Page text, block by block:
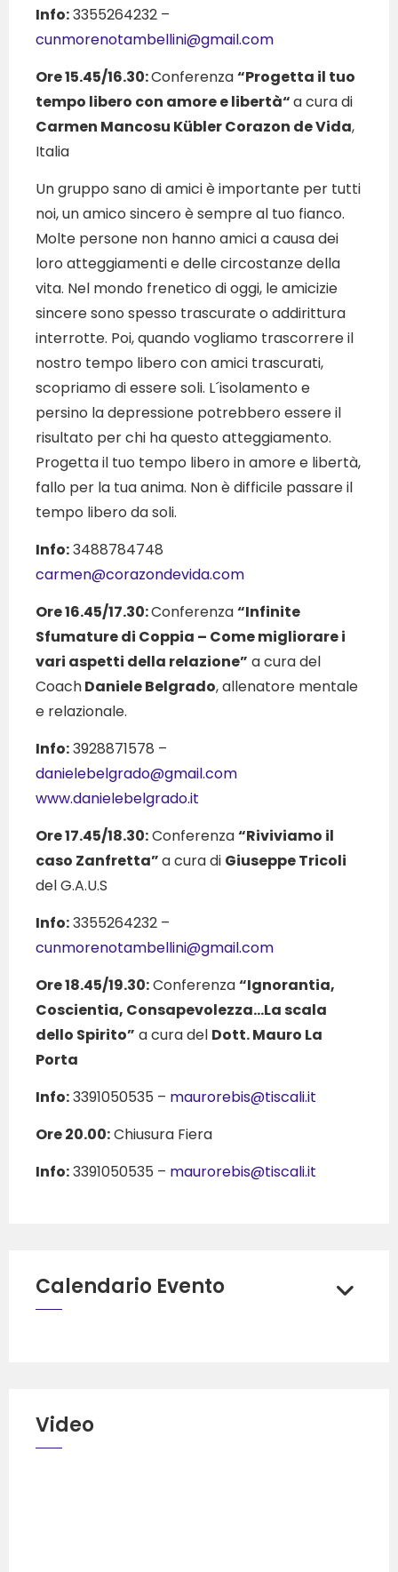
Info:3355264232 –
cunmorenotambellini@gmail.com
Ore 15.45/16.30:Conferenza“Progetta il tuo
tempo libero con amore e libertà“a cura di
Carmen Mancosu Kübler Corazon de Vida,
Italia
Un gruppo sano di amici è importante per tutti
noi, un amico sincero è sempre al tuo fianco.
Molte persone non hanno amici a causa dei
loro atteggiamenti e delle circostanze della
vita. Nel mondo frenetico di oggi, le amicizie
sincere sono spesso trascurate o addirittura
interrotte. Poi, quando vogliamo trascorrere il
nostro tempo libero con amici trascurati,
scopriamo di essere soli. L´isolamento e
persino la depressione potrebbero essere il
risultato per chi ha questo atteggiamento.
Progetta il tuo tempo libero in amore e libertà,
fallo per la tua anima. Non è difficile passare il
tempo libero da soli.
Info:3488784748
carmen@corazondevida.com
Ore 16.45/17.30:Conferenza“Infinite
Sfumature di Coppia – Come migliorare i
vari aspetti della relazione” a cura del
CoachDaniele Belgrado, allenatore mentale
e relazionale.
Info:3928871578 –
danielebelgrado@gmail.com
www.danielebelgrado.it
Ore 17.45/18.30:Conferenza“Riviviamo il
caso Zanfretta”a cura di Giuseppe Tricoli
del G.A.U.S
Info:3355264232 –
cunmorenotambellini@gmail.com
Ore 18.45/19.30:Conferenza“Ignorantia,
Coscientia, Consapevolezza…La scala
dello Spirito” a cura del Dott. Mauro La
Porta
Info:3391050535 – maurorebis@tiscali.it
Ore 20.00:Chiusura Fiera
Info:3391050535 – maurorebis@tiscali.it
Calendario Evento
Video